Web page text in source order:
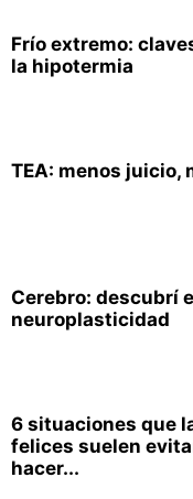
Frío extremo:
la hipotermia
TEA: menos juicio,
Cerebro: descubrí
neuroplasticidad
6 situaciones que
felices suelen
hacer...